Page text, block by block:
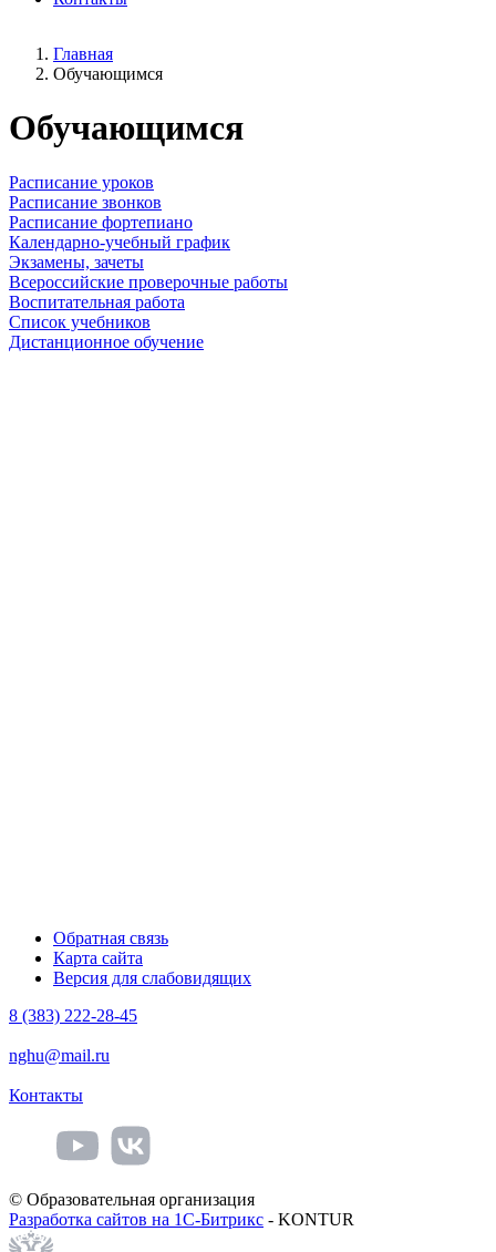
Главная
Обучающимся
Обучающимся
Расписание уроков
Расписание звонков
Расписание фортепиано
Календарно-учебный график
Экзамены, зачеты
Всероссийские проверочные работы
Воспитательная работа
Список учебников
Дистанционное обучение
Обратная связь
Карта сайта
Версия для слабовидящих
8 (383) 222-28-45
nghu@mail.ru
Контакты
© Образовательная организация
Разработка сайтов на 1С-Битрикс - KONTUR